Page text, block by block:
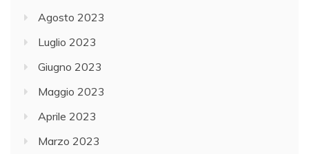
Agosto 2023
Luglio 2023
Giugno 2023
Maggio 2023
Aprile 2023
Marzo 2023